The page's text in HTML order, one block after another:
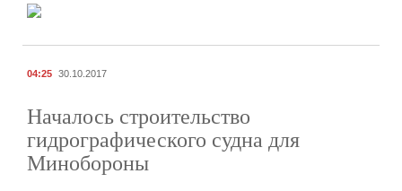
04:25 30.10.2017
Началось строительство
гидрографического судна для
Минобороны